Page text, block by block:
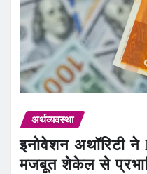
अर्थव्यवस्था
इनोवेशन अथॉरिटी
मजबूत शेकेल से